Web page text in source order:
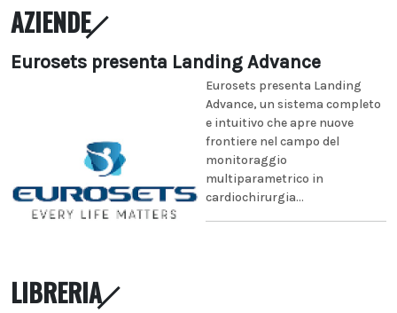
AZIENDE
Eurosets presenta Landing Advance
Eurosets presenta Landing
Advance, un sistema completo
e intuitivo che apre nuove
frontiere nel campo del
monitoraggio
multiparametrico in
cardiochirurgia...
LIBRERIA